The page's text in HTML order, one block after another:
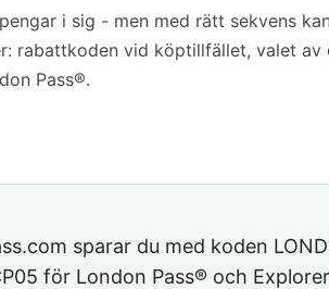
i sig - men med rätt sekvens
rabattkoden vid köptillfället, valet
Pass®.
sparar du med koden
för London Pass® och